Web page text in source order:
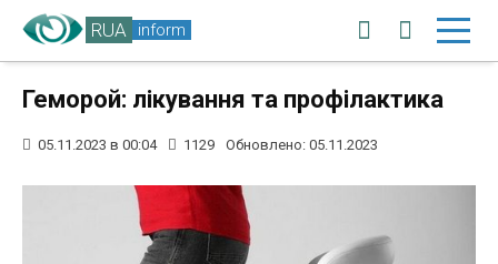
RUA inform
Геморой: лікування та профілактика
05.11.2023 в 00:04 1129 Обновлено: 05.11.2023